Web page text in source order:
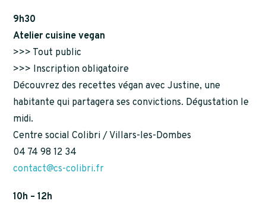
9h30
Atelier cuisine vegan
>>> Tout public
>>> Inscription obligatoire
Découvrez des recettes végan avec Justine, une
habitante qui partagera ses convictions. Dégustation le
midi.
Centre social Colibri / Villars-les-Dombes
04 74 98 12 34
contact@cs-colibri.fr
10h – 12h